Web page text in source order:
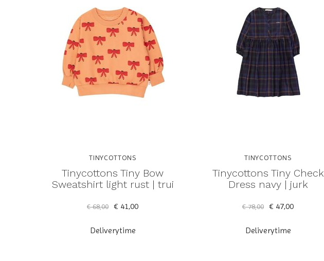
TINYCOTTONS
Tinycottons Tiny Bow
Sweatshirt light rust | trui
€ 68,00 € 41,00
Deliverytime
TINYCOTTONS
Tinycottons Tiny Check
Dress navy | jurk
€ 78,00 € 47,00
Deliverytime